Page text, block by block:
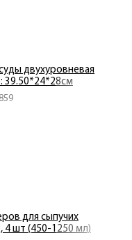
двухуровневая
39.50*24*28см
для сыпучих
4 шт (450-1250 мл)